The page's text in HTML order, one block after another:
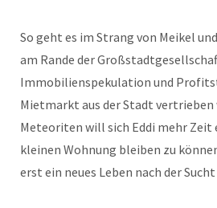
So geht es im Strang von Meikel
am Rande der
Immobilienspekulation und
Mietmarkt aus der Stadt vertrieben
Meteoriten will sich Eddi mehr Zeit
kleinen Wohnung bleiben zu
erst ein neues Leben nach der